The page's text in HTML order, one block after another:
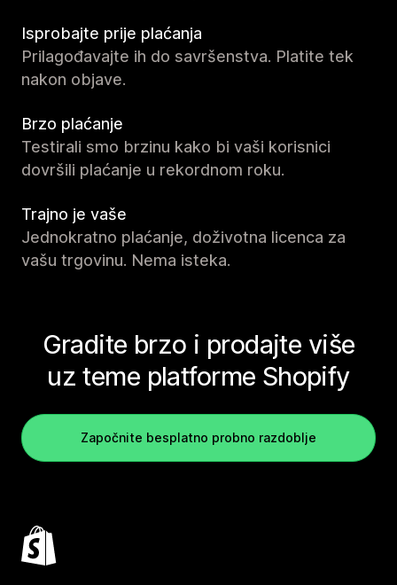
Isprobajte prije plaćanja
Prilagođavajte ih do savršenstva. Platite tek
nakon objave.
Brzo plaćanje
Testirali smo brzinu kako bi vaši korisnici
dovršili plaćanje u rekordnom roku.
Trajno je vaše
Jednokratno plaćanje, doživotna licenca za
vašu trgovinu. Nema isteka.
Gradite brzo i prodajte više
uz teme platforme Shopify
Započnite besplatno probno razdoblje